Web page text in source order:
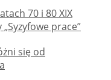
70 i 80 XIX
prace”
się od